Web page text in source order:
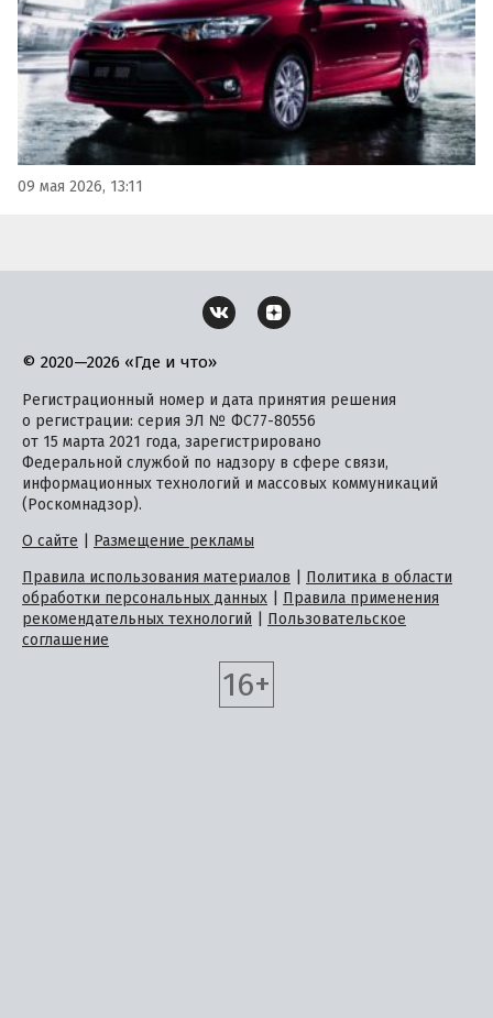
09 мая 2026, 13:11
© 2020—2026 «Где и что»
Регистрационный номер и дата принятия решения
о регистрации: серия ЭЛ № ФС77-80556
от 15 марта 2021 года, зарегистрировано
Федеральной службой по надзору в сфере связи,
информационных технологий и массовых коммуникаций
(Роскомнадзор).
О сайте
Размещение рекламы
Правила использования материалов
Политика в области
обработки персональных данных
Правила применения
рекомендательных технологий
Пользовательское
соглашение
16+